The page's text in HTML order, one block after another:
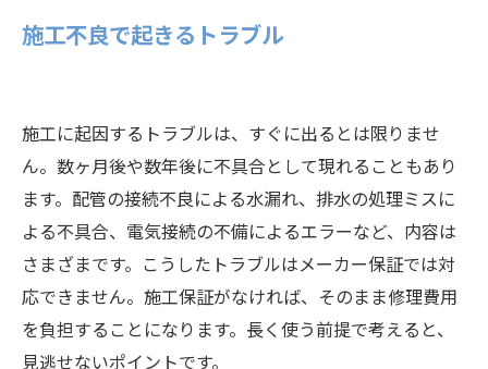
施工不良で起きるトラブル
施工に起因するトラブルは、すぐに出るとは限りませ
ん。数ヶ月後や数年後に不具合として現れることもあり
ます。配管の接続不良による水漏れ、排水の処理ミスに
よる不具合、電気接続の不備によるエラーなど、内容は
さまざまです。こうしたトラブルはメーカー保証では対
応できません。施工保証がなければ、そのまま修理費用
を負担することになります。長く使う前提で考えると、
見逃せないポイントです。